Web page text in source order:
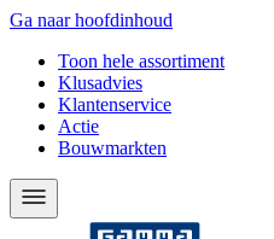
Ga naar hoofdinhoud
Toon hele assortiment
Klusadvies
Klantenservice
Actie
Bouwmarkten